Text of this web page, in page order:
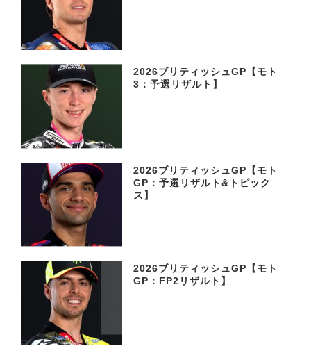
2026ブリティッシュGP【モト
3：予選リザルト】
2026ブリティッシュGP【モト
GP：予選リザルト&トピック
ス】
2026ブリティッシュGP【モト
GP：FP2リザルト】